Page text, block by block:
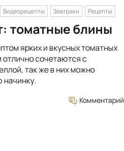
Видеорецепты Завтраки Рецепты
томатные блины
ярких и вкусных томатных
сочетаются с
так же в них можно
начинку.
Комментарий